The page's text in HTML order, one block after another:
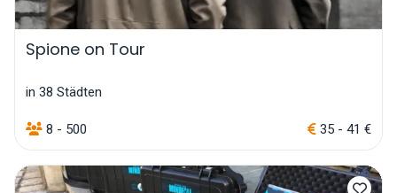
Spione on Tour
in 38 Städten
8 - 500 35 - 41 €